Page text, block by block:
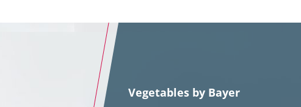
Vegetables by Bayer